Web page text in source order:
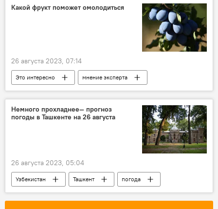
сигареты
Какой фрукт поможет омолодиться
26 августа 2023, 07:14
Это интересно
мнение эксперта
здоровье
молодость сливы
Немного прохладнее— прогноз
погоды в Ташкенте на 26 августа
26 августа 2023, 05:04
Узбекистан Ташкент
погода
погода в Ташкенте
прогноз погоды